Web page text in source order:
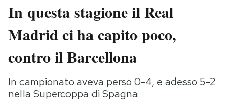
Italia
Politica
Tecnologia
Scienza
Cultura
Moda
Consumismi
Storie/Idee
Media
In questa stagione il Real
Madrid ci ha capito poco,
contro il Barcellona
In campionato aveva perso 0-4, e adesso 5-2
nella Supercoppa di Spagna